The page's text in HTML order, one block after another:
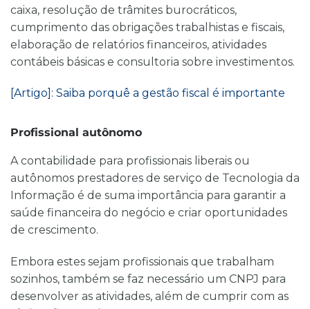
caixa, resolução de trâmites burocráticos,
cumprimento das obrigações trabalhistas e fiscais,
elaboração de relatórios financeiros, atividades
contábeis básicas e consultoria sobre investimentos.
[Artigo]: Saiba porquê a gestão fiscal é importante
Profissional autônomo
A contabilidade para profissionais liberais ou
autônomos prestadores de serviço de Tecnologia da
Informação é de suma importância para garantir a
saúde financeira do negócio e criar oportunidades
de crescimento.
Embora estes sejam profissionais que trabalham
sozinhos, também se faz necessário um CNPJ para
desenvolver as atividades, além de cumprir com as